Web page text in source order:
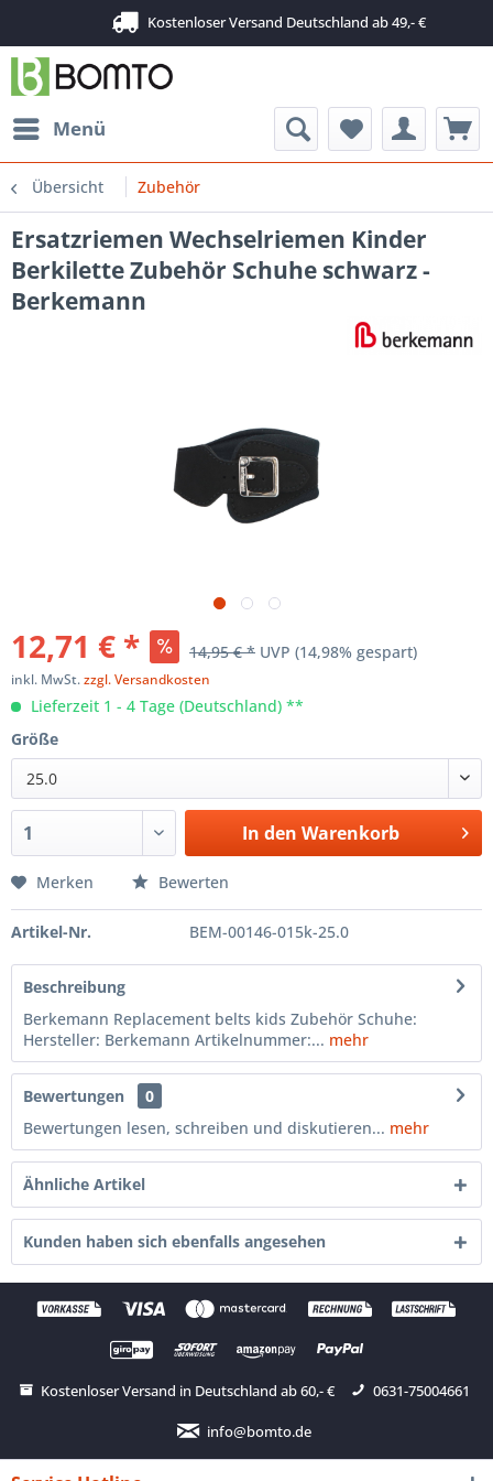
Kostenloser Versand Deutschland ab 49,- €
Menü
Übersicht Zubehör
Ersatzriemen Wechselriemen Kinder
Berkilette Zubehör Schuhe schwarz -
Berkemann
12,71 € * 14,95 € * UVP (14,98% gespart)
inkl. MwSt.zzgl. Versandkosten
Lieferzeit 1 - 4 Tage (Deutschland) **
Größe
25.0
In den Warenkorb
Merken Bewerten
Artikel-Nr. BEM-00146-015k-25.0
Beschreibung
Berkemann Replacement belts kids Zubehör Schuhe:
Hersteller: Berkemann Artikelnummer:... mehr
Bewertungen
0
Bewertungen lesen, schreiben und diskutieren... mehr
Ähnliche Artikel
Kunden haben sich ebenfalls angesehen
Kostenloser Versand in Deutschland ab 60,- € 0631-75004661
info@bomto.de